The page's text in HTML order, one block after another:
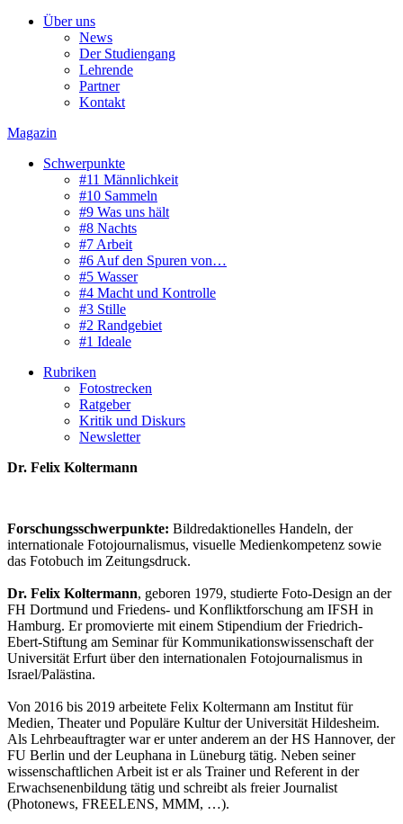
Über uns
News
Der Studiengang
Lehrende
Partner
Kontakt
Magazin
Schwerpunkte
#11 Männlichkeit
#10 Sammeln
#9 Was uns hält
#8 Nachts
#7 Arbeit
#6 Auf den Spuren von…
#5 Wasser
#4 Macht und Kontrolle
#3 Stille
#2 Randgebiet
#1 Ideale
Rubriken
Fotostrecken
Ratgeber
Kritik und Diskurs
Newsletter
Dr. Felix Koltermann
Forschungsschwerpunkte: Bildredaktionelles Handeln, der
internationale Fotojournalismus, visuelle Medienkompetenz sowie
das Fotobuch im Zeitungsdruck.
Dr. Felix Koltermann, geboren 1979, studierte Foto-Design an der
FH Dortmund und Friedens- und Konfliktforschung am IFSH in
Hamburg. Er promovierte mit einem Stipendium der Friedrich-
Ebert-Stiftung am Seminar für Kommunikationswissenschaft der
Universität Erfurt über den internationalen Fotojournalismus in
Israel/Palästina.
Von 2016 bis 2019 arbeitete Felix Koltermann am Institut für
Medien, Theater und Populäre Kultur der Universität Hildesheim.
Als Lehrbeauftragter war er unter anderem an der HS Hannover, der
FU Berlin und der Leuphana in Lüneburg tätig. Neben seiner
wissenschaftlichen Arbeit ist er als Trainer und Referent in der
Erwachsenenbildung tätig und schreibt als freier Journalist
(Photonews, FREELENS, MMM, …).